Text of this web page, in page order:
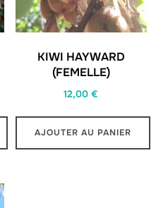
KIWI HAYWARD
(FEMELLE)
12,00€
AJOUTER AU PANIER